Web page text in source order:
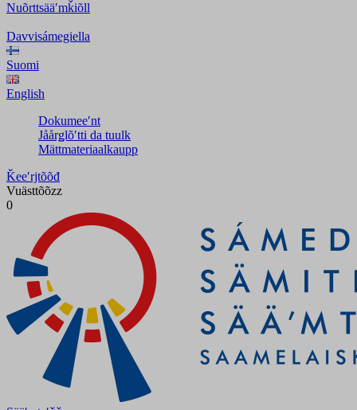
Nuõrttsääʹmǩiõll
Davvisámegiella
Suomi
English
Dokumeeʹnt
Jåårǥlõʹtti da tuulk
Mättmateriaalkaupp
Ǩeeʹrjtõõđ
Vuästtõõzz
0